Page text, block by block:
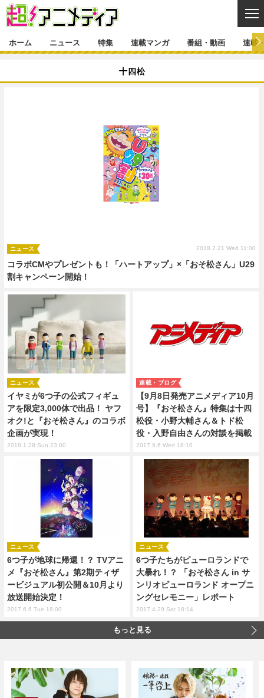
ホーム ニュース 特集 連載マンガ 番組・動画 連載
十四松
コラボCMやプレゼントも！「ハートアップ」×「おそ松さん」U29
割キャンペーン開始！
ニュース 2018.2.21 Wed 11:00
イヤミが6つ子の公式フィギュ
アを限定3,000体で出品！ ヤフ
オク!と『おそ松さん』のコラボ
企画が実現！
ニュース
2018.1.28 Sun 23:00
【9月8日発売アニメディア10月
号】『おそ松さん』特集は十四
松役・小野大輔さん＆トド松
役・入野自由さんの対談を掲載
連載・ブログ
2017.9.6 Wed 18:10
6つ子が地球に帰還！？ TVアニ
メ『おそ松さん』第2期ティザ
ービジュアル初公開＆10月より
放送開始決定！
ニュース
2017.6.6 Tue 18:00
6つ子たちがピューロランドで
大暴れ！？ 「おそ松さん in サ
ンリオピューロランド オープニ
ングセレモニー」レポート
ニュース
2017.4.29 Sat 16:14
もっと見る